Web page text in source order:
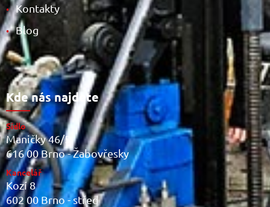
• Kontakty
• Blog
Kde nás najdete
Sídlo
Maničky 46/5
616 00 Brno - Žabovřesky
Kancelář
Kozí 8
602 00 Brno - střed